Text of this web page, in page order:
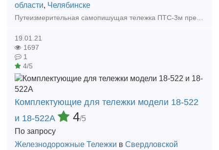
области, Челябинске
19.01.21
1697
1
4/5
Комплектующие для тележки модели 18-522
и 18-522А
4/5
По запросу
Железнодорожные Тележки в Свердловской